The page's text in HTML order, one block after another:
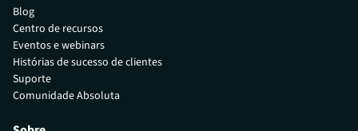
Blog
Centro de recursos
Eventos e webinars
Histórias de sucesso de clientes
Suporte
Comunidade Absoluta